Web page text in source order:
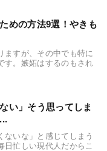
めの方法9選！やきも
ますが、その中でも特に
す。嫉妬はするのもされ
い」そう思ってしま
ないな」と感じてしまう
日忙しい現代人だからこ